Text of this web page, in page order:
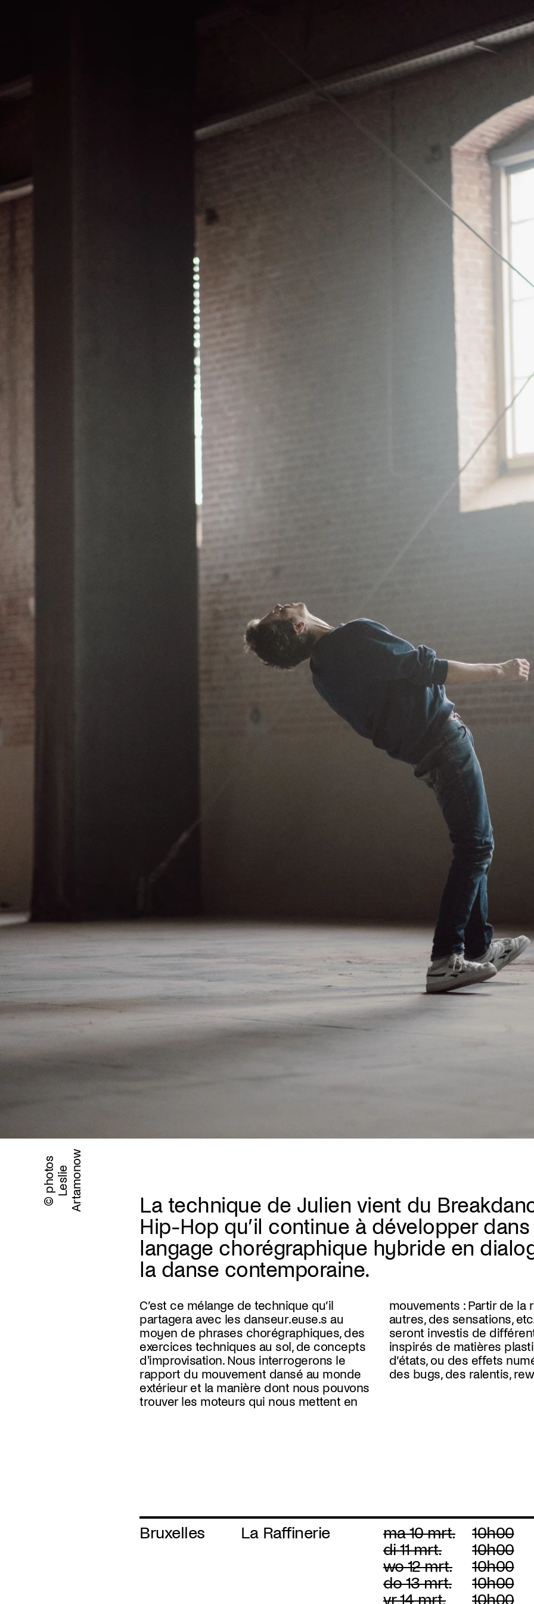
© photosL
e
s
l
i
e
A
r
t
a
m
o
n
ow
La technique de Julien vient du
Hip-Hop qu’il continue à développer dans
langage chorégraphique hybride en
la danse contemporaine.
C’est ce mélange de technique qu’il
partagera avec les danseur.euse.s au
moyen de phrases chorégraphiques, des
exercices techniques au sol, de concepts
d'improvisation. Nous interrogerons le
rapport du mouvement dansé au monde
extérieur et la manière dont nous pouvons
trouver les moteurs qui nous mettent en
mouvements : Partir de la relation aux
autres, des sensations, etc. Les corps
seront investis de différents imaginaires
inspirés de matières plastiques changeant
d’états, ou des effets numériques tels que
des bugs, des ralentis,
Bruxelles La Raffinerie ma 10 mrt.
10h00
di 11 mrt.
10h00
wo 12 mrt.
10h00
do 13 mrt.
10h00
vr 14 mrt.
10h00